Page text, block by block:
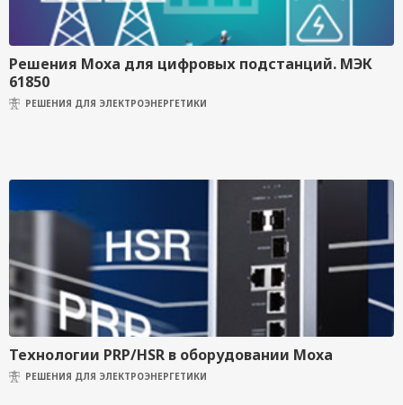
Решения Moxa для цифровых подстанций. МЭК
61850
РЕШЕНИЯ ДЛЯ ЭЛЕКТРОЭНЕРГЕТИКИ
Технологии PRP/HSR в оборудовании Moxa
РЕШЕНИЯ ДЛЯ ЭЛЕКТРОЭНЕРГЕТИКИ